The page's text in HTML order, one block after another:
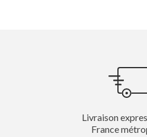
Livraison
France